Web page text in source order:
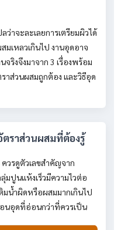
ว่าจะละเลยการเตรียมผิวได้
เหลวเกินไป งานอุดอาจ
ริงจึงมาจาก 3 เรื่องพร้อม
าส่วนผสมถูกต้อง และวิธีอุด
ราส่วนผสมที่ต้องรู้
วรดูตัวเลขสำคัญจาก
มปูนแห้งเร็วมีความไวต่อ
มน้ำผิดหรือผสมมากเกินไป
นอุดที่อ่อนกว่าที่ควรเป็น